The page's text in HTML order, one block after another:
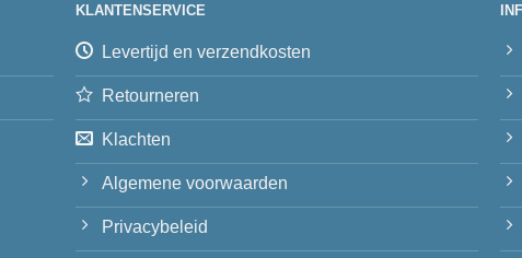
KLANTENSERVICE
Levertijd en verzendkosten
Retourneren
Klachten
Algemene voorwaarden
Privacybeleid